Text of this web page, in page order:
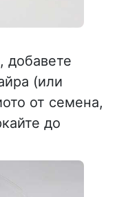
добавете
(или
от семена,
до